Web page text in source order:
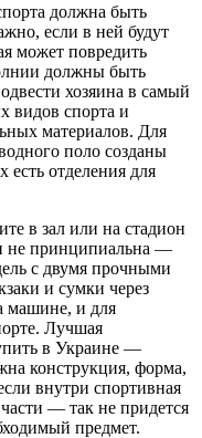
должна быть
если в ней будут
может повредить
должны быть
хозяина в самый
видов спорта и
материалов. Для
поло созданы
отделения для
в зал или на стадион
не принципиальна —
с двумя прочными
и сумки через
машине, и для
Лучшая
в Украине —
конструкция, форма,
внутри спортивная
— так не придется
предмет.